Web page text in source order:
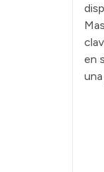
en